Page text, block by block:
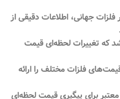
فلزات جهانی، اطلاعات دقیقی از
که تغییرات لحظه‌ای قیمت
فلزات مختلف را ارائه
برای پیگیری قیمت لحظه‌ای